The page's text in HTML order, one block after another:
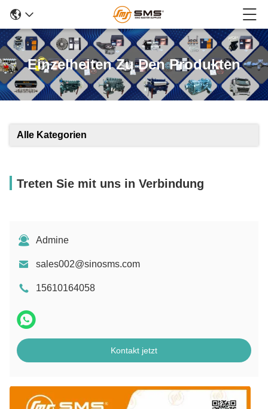
Einzelheiten Zu Den Produkten
Alle Kategorien
Treten Sie mit uns in Verbindung
Admine
sales002@sinosms.com
15610164058
Kontakt jetzt